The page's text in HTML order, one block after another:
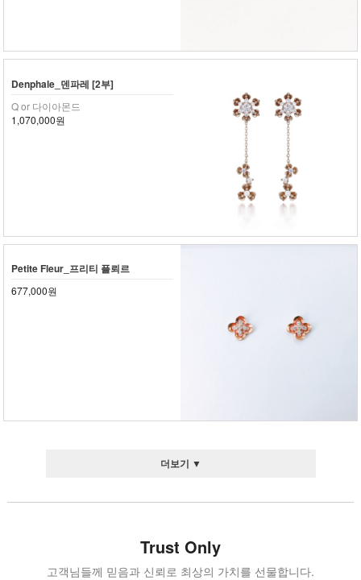
Denphale_덴파레 [2부]
Q or 다이아몬드
1,070,000원
Petite Fleur_프리티 플뢰르
677,000원
더보기 ▼
Trust Only
고객님들께 믿음과 신뢰로 최상의 가치를 선물합니다.